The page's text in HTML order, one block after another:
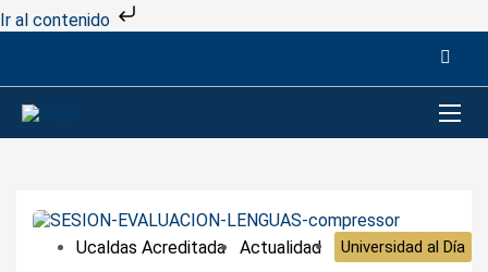
Ir al contenido
Ucaldas Acreditada Actualidad Universidad al Día